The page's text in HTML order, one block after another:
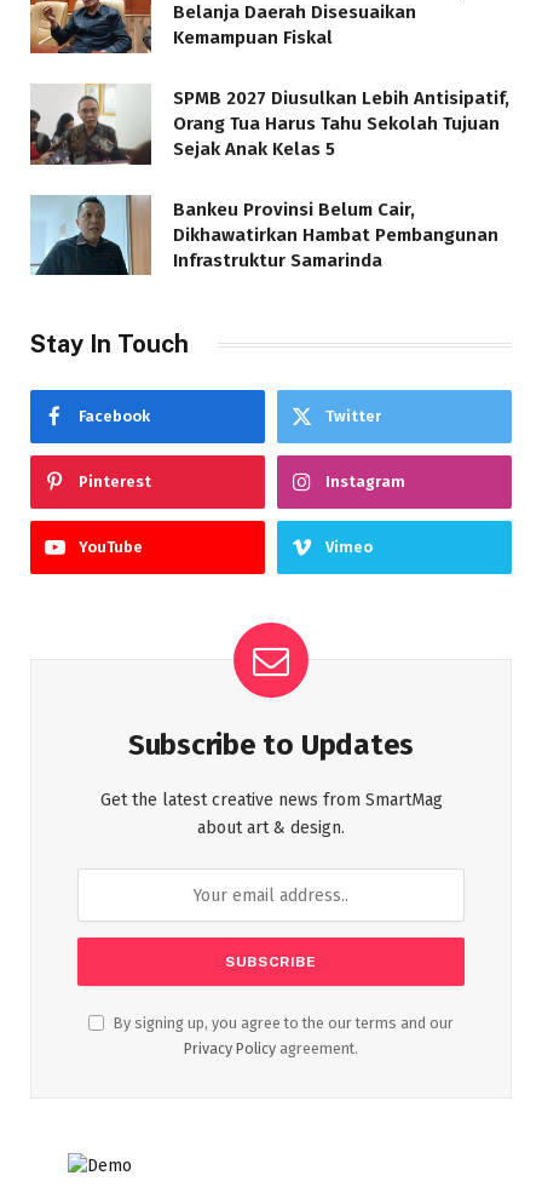
Belanja Daerah Disesuaikan
Kemampuan Fiskal
SPMB 2027 Diusulkan Lebih Antisipatif,
Orang Tua Harus Tahu Sekolah Tujuan
Sejak Anak Kelas 5
Bankeu Provinsi Belum Cair,
Dikhawatirkan Hambat Pembangunan
Infrastruktur Samarinda
Stay In Touch
Facebook Twitter
Pinterest Instagram
YouTube Vimeo
Subscribe to Updates
Get the latest creative news from SmartMag
about art & design.
By signing up, you agree to the our terms and our
Privacy Policy agreement.